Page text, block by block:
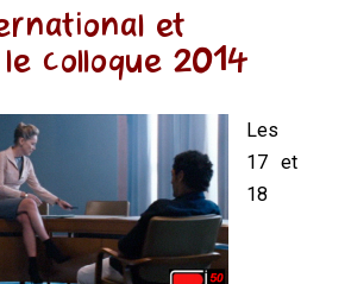
et
colloque 2014
Les
17 et
18